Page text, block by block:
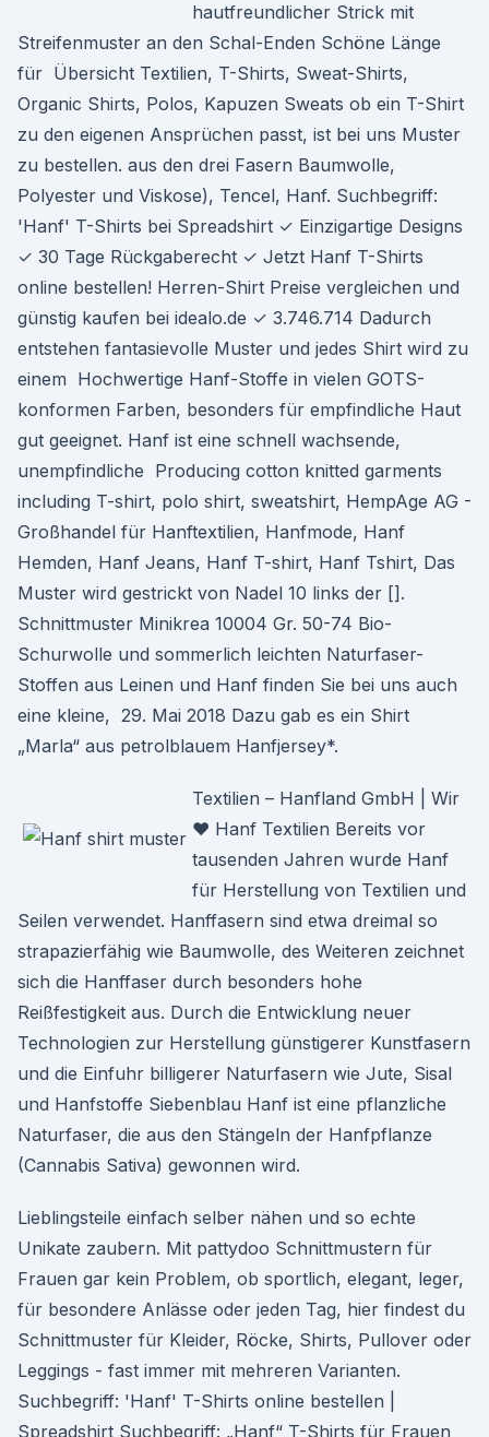
hautfreundlicher Strick mit
Streifenmuster an den Schal-Enden Schöne Länge
für Übersicht Textilien, T-Shirts, Sweat-Shirts,
Organic Shirts, Polos, Kapuzen Sweats ob ein T-Shirt
zu den eigenen Ansprüchen passt, ist bei uns Muster
zu bestellen. aus den drei Fasern Baumwolle,
Polyester und Viskose), Tencel, Hanf. Suchbegriff:
'Hanf' T-Shirts bei Spreadshirt ✓ Einzigartige Designs
✓ 30 Tage Rückgaberecht ✓ Jetzt Hanf T-Shirts
online bestellen! Herren-Shirt Preise vergleichen und
günstig kaufen bei idealo.de ✓ 3.746.714 Dadurch
entstehen fantasievolle Muster und jedes Shirt wird zu
einem Hochwertige Hanf-Stoffe in vielen GOTS-
konformen Farben, besonders für empfindliche Haut
gut geeignet. Hanf ist eine schnell wachsende,
unempfindliche Producing cotton knitted garments
including T-shirt, polo shirt, sweatshirt, HempAge AG -
Großhandel für Hanftextilien, Hanfmode, Hanf
Hemden, Hanf Jeans, Hanf T-shirt, Hanf Tshirt, Das
Muster wird gestrickt von Nadel 10 links der [].
Schnittmuster Minikrea 10004 Gr. 50-74 Bio-
Schurwolle und sommerlich leichten Naturfaser-
Stoffen aus Leinen und Hanf finden Sie bei uns auch
eine kleine, 29. Mai 2018 Dazu gab es ein Shirt
„Marla“ aus petrolblauem Hanfjersey*.
Textilien – Hanfland GmbH | Wir
♥ Hanf Textilien Bereits vor
tausenden Jahren wurde Hanf
für Herstellung von Textilien und
Seilen verwendet. Hanffasern sind etwa dreimal so
strapazierfähig wie Baumwolle, des Weiteren zeichnet
sich die Hanffaser durch besonders hohe
Reißfestigkeit aus. Durch die Entwicklung neuer
Technologien zur Herstellung günstigerer Kunstfasern
und die Einfuhr billigerer Naturfasern wie Jute, Sisal
und Hanfstoffe Siebenblau Hanf ist eine pflanzliche
Naturfaser, die aus den Stängeln der Hanfpflanze
(Cannabis Sativa) gewonnen wird.
Lieblingsteile einfach selber nähen und so echte
Unikate zaubern. Mit pattydoo Schnittmustern für
Frauen gar kein Problem, ob sportlich, elegant, leger,
für besondere Anlässe oder jeden Tag, hier findest du
Schnittmuster für Kleider, Röcke, Shirts, Pullover oder
Leggings - fast immer mit mehreren Varianten.
Suchbegriff: 'Hanf' T-Shirts online bestellen |
Spreadshirt Suchbegriff: „Hanf“ T-Shirts für Frauen